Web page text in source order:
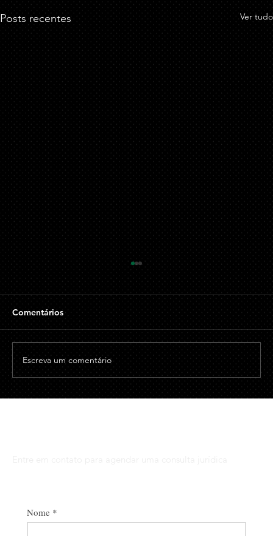
Posts recentes Ver tudo
A Despedida e os Direitos Trabalhistas
na Despedida Sem Justa Causa
Ao abordar sobre a questão da demissão sem
justa causa a Declaração Universal dos Direitos
Humanos (DUDH), adotada pela ONU em
1948,...
Comentários
Escreva um comentário
Nome *